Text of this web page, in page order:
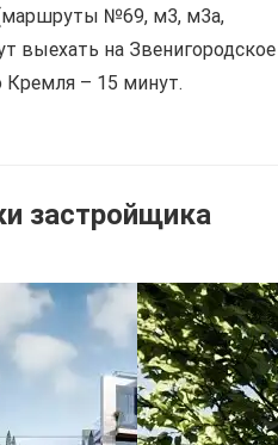
№69, м3, м3а,
выехать на Звенигородское
– 15 минут.
застройщика